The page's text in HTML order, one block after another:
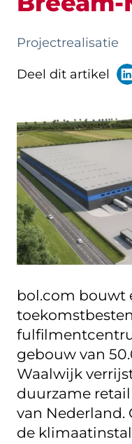
Projectrealisatie
Deel dit artikel
bol.com bouwt
gebouw van
Waalwijk
duurzame
van Nederland.
de